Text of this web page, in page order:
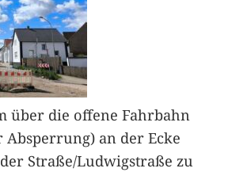
über die offene Fahrbahn
Absperrung) an der Ecke
Straße/Ludwigstraße zu